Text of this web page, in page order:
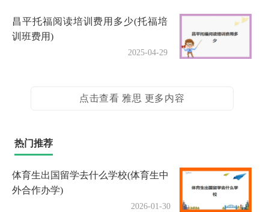
昌平托福阅读培训费用多少(托福培
训班费用)
2025-04-29
点击查看 雅思 更多内容
热门推荐
体育生出国留学去什么学校(体育生中
外合作办学)
2026-01-30